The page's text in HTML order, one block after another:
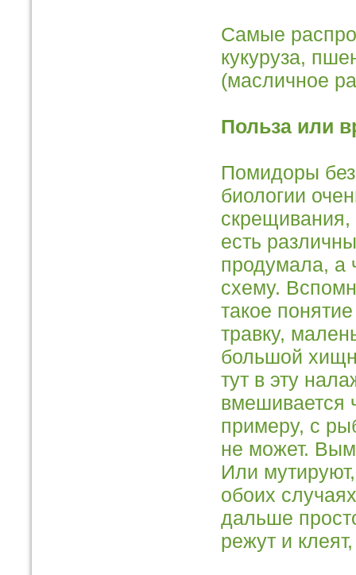
Самые
кукуруза,
(масличное
Польза или
Помидоры
биологии
скрещивания,
есть
продумала, а
схему.
такое
травку,
большой
тут в эту
вмешивается
примеру, с
не может.
Или
обоих
дальше
режут и